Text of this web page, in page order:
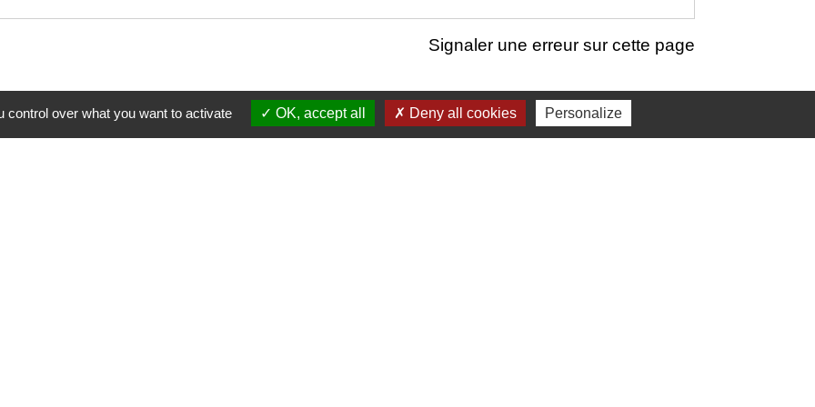
Signaler une erreur sur cette page
over what you want to activate OK, accept all Deny all cookies Personalize